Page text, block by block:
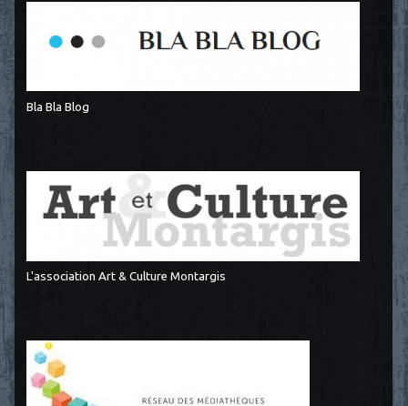
Bla Bla Blog
L'association Art & Culture Montargis